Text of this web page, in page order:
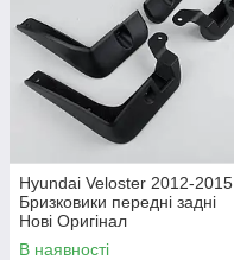
Hyundai Veloster 2012-2015
Бризковики передні задні
Нові Оригінал
В наявності